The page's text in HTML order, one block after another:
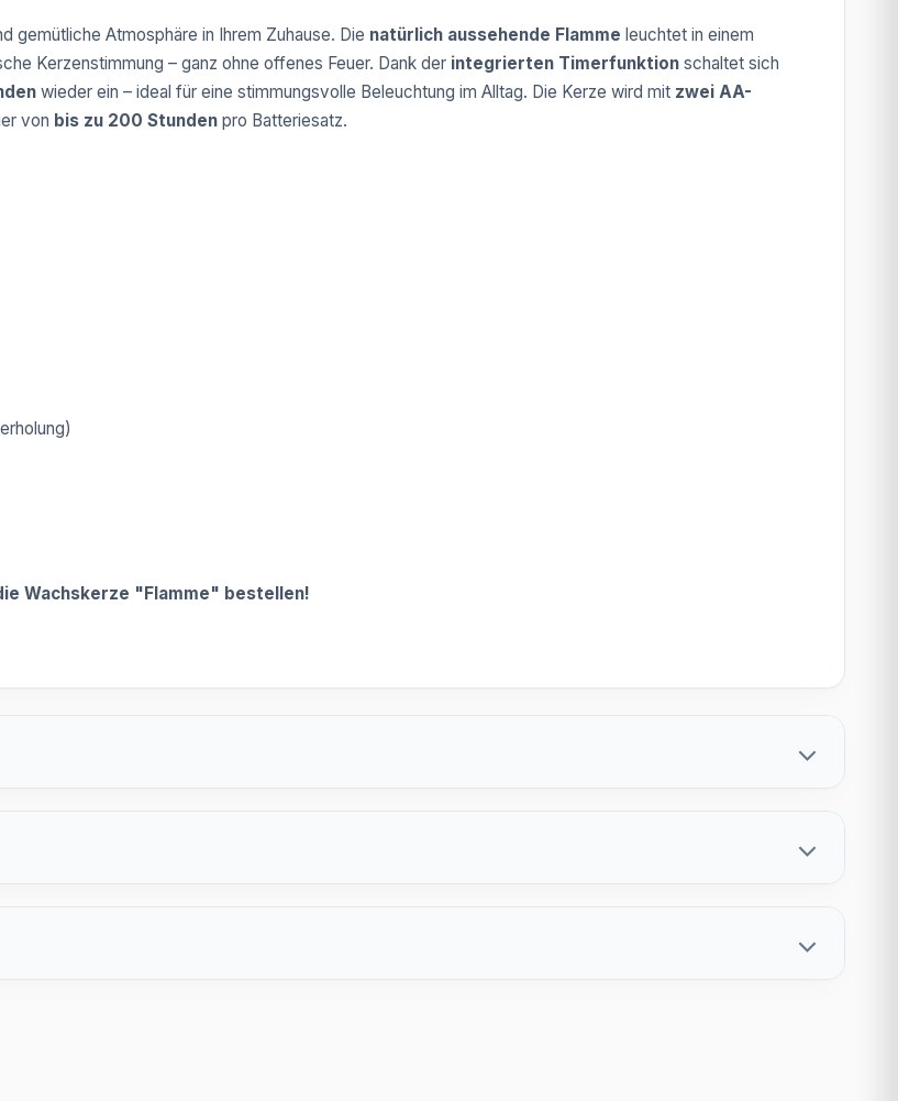
gemütliche Atmosphäre in Ihrem Zuhause. Die natürlich aussehende Flamme leuchtet in einem
Kerzenstimmung – ganz ohne offenes Feuer. Dank der integrierten Timerfunktion schaltet sich
wieder ein – ideal für eine stimmungsvolle Beleuchtung im Alltag. Die Kerze wird mit zwei AA-
von bis zu 200 Stunden pro Batteriesatz.
Wachskerze "Flamme" bestellen!